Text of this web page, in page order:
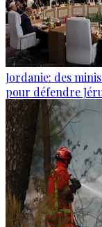
Jordanie: des
pour défendre